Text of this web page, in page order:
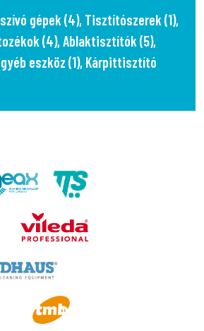
gépek (4), Tisztítószerek (1),
(4),Ablaktisztítók (5),
eszköz (1), Kárpittisztító